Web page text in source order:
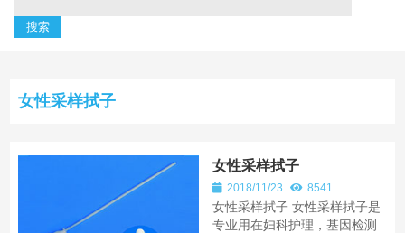
女性采样拭子
女性采样拭子
2018/11/23 8541
女性采样拭子 女性采样拭子是
专业用在妇科护理，基因检测